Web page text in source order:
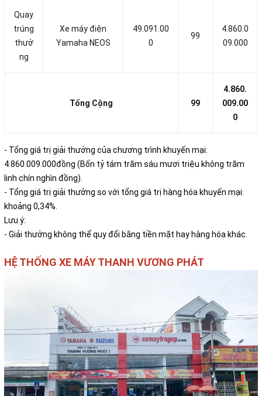
Quay
trúng
thưở
ng
Xe máy điện
Yamaha NEOS
49.091.00
0
99
4.860.0
09.000
Tổng Cộng 99
4.860.
009.00
0
- Tổng giá trị giải thưởng của chương trình khuyến mại:
4.860.009.000đồng (Bốn tỷ tám trăm sáu mươi triệu không trăm
linh chín nghìn đồng).
- Tổng giá trị giải thưởng so với tổng giá trị hàng hóa khuyến mại:
khoảng 0,34%.
Lưu ý:
- Giải thưởng không thể quy đổi bằng tiền mặt hay hàng hóa khác.
HỆ THỐNG XE MÁY THANH VƯƠNG PHÁT